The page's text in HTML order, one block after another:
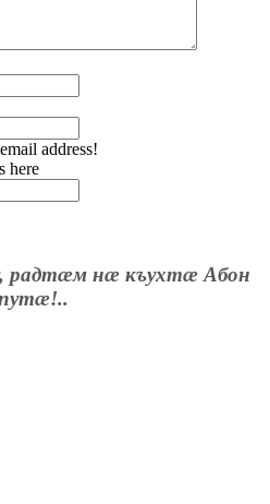
address!
here
нæ къухтæ Абон